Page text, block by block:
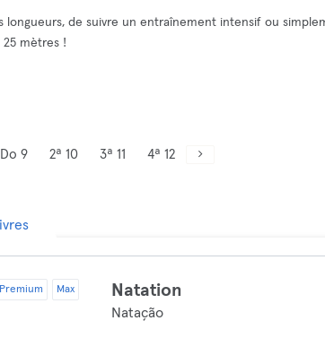
longueurs, de suivre un entraînement intensif ou
mètres !
Do 9 2ª 10 3ª 11 4ª 12
Premium Max Natation
Natação